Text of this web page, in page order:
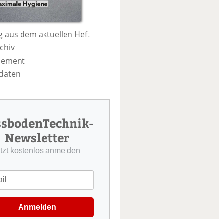
aus dem aktuellen Heft
Newsletter
kostenlos anmelden
Anmelden